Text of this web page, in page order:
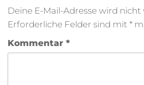
Deine E-Mail-Adresse wird
Erforderliche Felder sind mit *
Kommentar *